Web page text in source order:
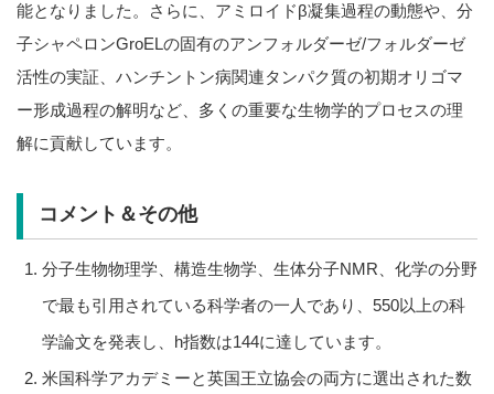
能となりました。さらに、アミロイドβ凝集過程の動態や、分
子シャペロンGroELの固有のアンフォルダーゼ/フォルダーゼ
活性の実証、ハンチントン病関連タンパク質の初期オリゴマ
ー形成過程の解明など、多くの重要な生物学的プロセスの理
解に貢献しています。
コメント＆その他
分子生物物理学、構造生物学、生体分子NMR、化学の分野
で最も引用されている科学者の一人であり、550以上の科
学論文を発表し、h指数は144に達しています。
米国科学アカデミーと英国王立協会の両方に選出された数